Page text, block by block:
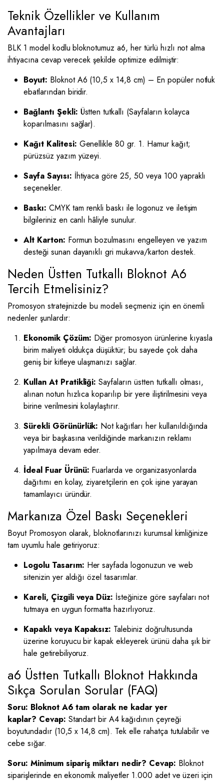
Teknik Özellikler ve Kullanım
Avantajları
BLK 1 model kodlu bloknotumuz a6, her türlü hızlı not alma
ihtiyacına cevap verecek şekilde optimize edilmiştir:
Boyut: Bloknot A6 (10,5 x 14,8 cm) – En popüler notluk
ebatlarından biridir.
Bağlantı Şekli: Üstten tutkallı (Sayfaların kolayca
koparılmasını sağlar).
Kağıt Kalitesi: Genellikle 80 gr. 1. Hamur kağıt;
pürüzsüz yazım yüzeyi.
Sayfa Sayısı: İhtiyaca göre 25, 50 veya 100 yapraklı
seçenekler.
Baskı: CMYK tam renkli baskı ile logonuz ve iletişim
bilgileriniz en canlı hâliyle sunulur.
Alt Karton: Formun bozulmasını engelleyen ve yazım
desteği sunan dayanıklı gri mukavva/karton destek.
Neden Üstten Tutkallı Bloknot A6
Tercih Etmelisiniz?
Promosyon stratejinizde bu modeli seçmeniz için en önemli
nedenler şunlardır:
Ekonomik Çözüm: Diğer promosyon ürünlerine kıyasla
birim maliyeti oldukça düşüktür; bu sayede çok daha
geniş bir kitleye ulaşmanızı sağlar.
Kullan At Pratikliği: Sayfaların üstten tutkallı olması,
alınan notun hızlıca koparılıp bir yere iliştirilmesini veya
birine verilmesini kolaylaştırır.
Sürekli Görünürlük: Not kağıtları her kullanıldığında
veya bir başkasına verildiğinde markanızın reklamı
yapılmaya devam eder.
İdeal Fuar Ürünü: Fuarlarda ve organizasyonlarda
dağıtımı en kolay, ziyaretçilerin en çok işine yarayan
tamamlayıcı üründür.
Markanıza Özel Baskı Seçenekleri
Boyut Promosyon olarak, bloknotlarınızı kurumsal kimliğinize
tam uyumlu hale getiriyoruz:
Logolu Tasarım: Her sayfada logonuzun ve web
sitenizin yer aldığı özel tasarımlar.
Kareli, Çizgili veya Düz: İsteğinize göre sayfaları not
tutmaya en uygun formatta hazırlıyoruz.
Kapaklı veya Kapaksız: Talebiniz doğrultusunda
üzerine koruyucu bir kapak ekleyerek ürünü daha şık bir
hale getirebiliyoruz.
a6 Üstten Tutkallı Bloknot Hakkında
Sıkça Sorulan Sorular (FAQ)
Soru: Bloknot A6 tam olarak ne kadar yer
kaplar? Cevap: Standart bir A4 kağıdının çeyreği
boyutundadır (10,5 x 14,8 cm). Tek elle rahatça tutulabilir ve
cebe sığar.
Soru: Minimum sipariş miktarı nedir? Cevap: Bloknot
siparişlerinde en ekonomik maliyetler 1.000 adet ve üzeri için